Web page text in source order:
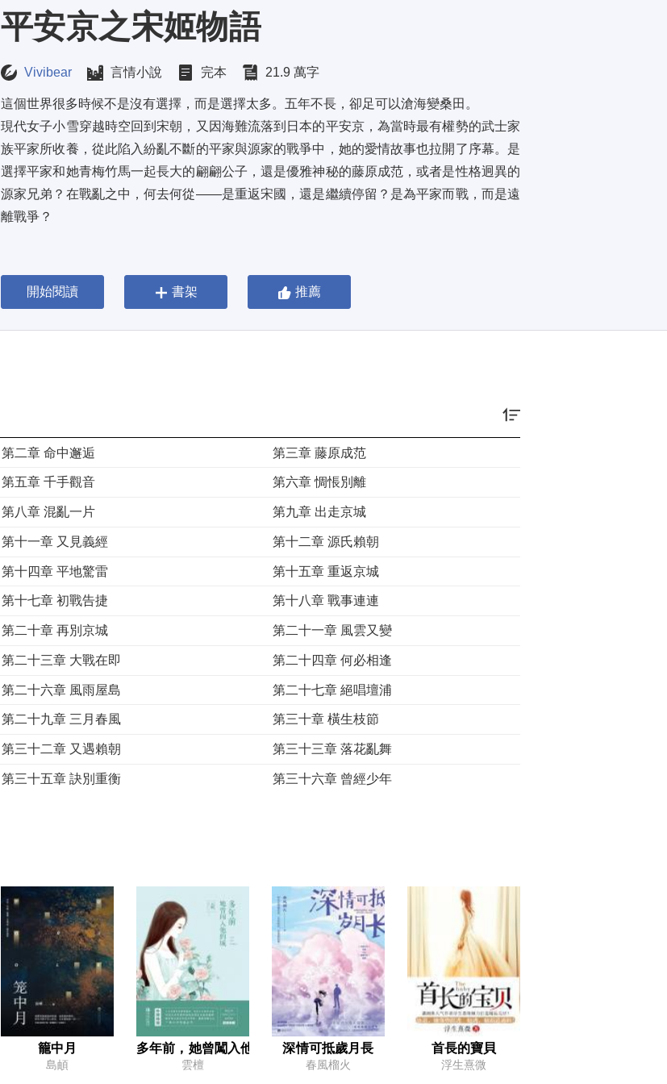
平安京之宋姬物語
Vivibear 言情小說 完本 21.9 萬字
這個世界很多時候不是沒有選擇，而是選擇太多。五年不長，卻足可以滄海變桑田。
現代女子小雪穿越時空回到宋朝，又因海難流落到日本的平安京，為當時最有權勢的武士家
族平家所收養，從此陷入紛亂不斷的平家與源家的戰爭中，她的愛情故事也拉開了序幕。是
選擇平家和她青梅竹馬一起長大的翩翩公子，還是優雅神秘的藤原成范，或者是性格迥異的
源家兄弟？在戰亂之中，何去何從——是重返宋國，還是繼續停留？是為平家而戰，而是遠
離戰爭？
開始閱讀 書架 推薦
第二章 命中邂逅 第三章 藤原成范
第五章 千手觀音 第六章 惆悵別離
第八章 混亂一片 第九章 出走京城
第十一章 又見義經 第十二章 源氏賴朝
第十四章 平地驚雷 第十五章 重返京城
第十七章 初戰告捷 第十八章 戰事連連
第二十章 再別京城 第二十一章 風雲又變
第二十三章 大戰在即 第二十四章 何必相逢
第二十六章 風雨屋島 第二十七章 絕唱壇浦
第二十九章 三月春風 第三十章 橫生枝節
第三十二章 又遇賴朝 第三十三章 落花亂舞
第三十五章 訣別重衡 第三十六章 曾經少年
籠中月
島頔
多年前，她曾闖入他的城
雲檀
深情可抵歲月長
春風榴火
首長的寶貝
浮生熹微